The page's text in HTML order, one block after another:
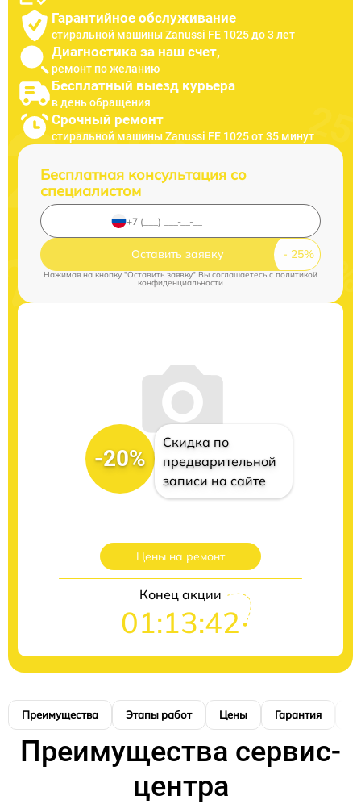
Гарантийное обслуживание
стиральной машины Zanussi FE 1025 до 3 лет
Диагностика за наш счет,
ремонт по желанию
Бесплатный выезд курьера
в день обращения
Срочный ремонт
стиральной машины Zanussi FE 1025 от 35 минут
Бесплатная консультация со
специалистом
Оставить заявку
Нажимая на кнопку "Оставить заявку" Вы соглашаетесь cполитикой
конфиденциальности
-20%
Скидка по
предварительной
записи на сайте
Цены на ремонт
Конец акции
01:13:41
Преимущества Этапы работ Цены Гарантия
Преимущества сервис-
центра